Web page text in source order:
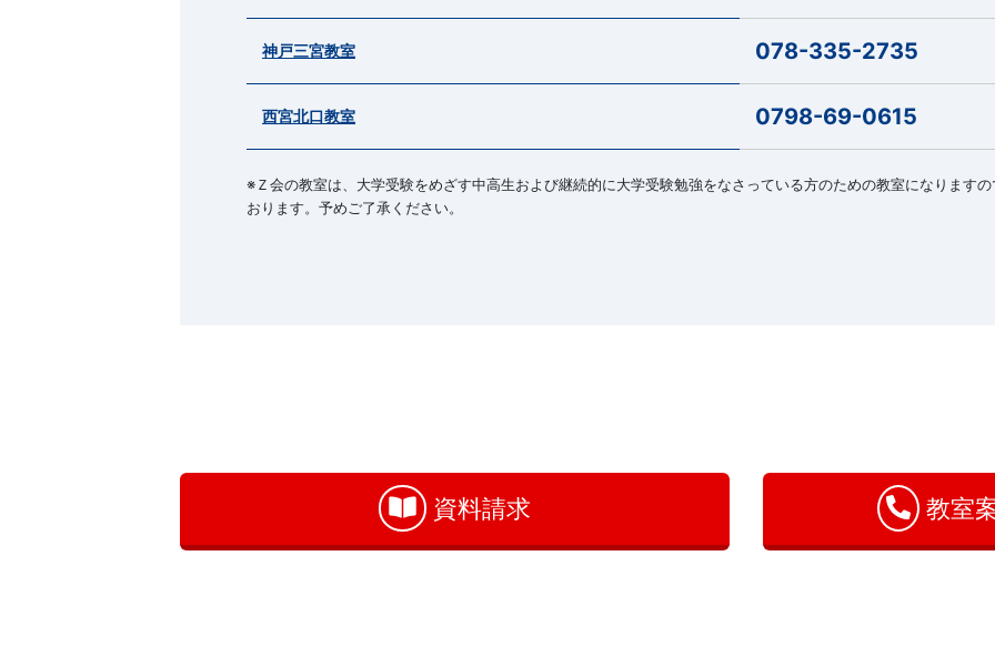
神戸三宮教室 078-335-2735
西宮北口教室 0798-69-0615
※Ｚ会の教室は、大学受験をめざす中高生および継続的に大学受験勉強をなさっている方のための教室になります
おります。予めご了承ください。
資料請求 教室